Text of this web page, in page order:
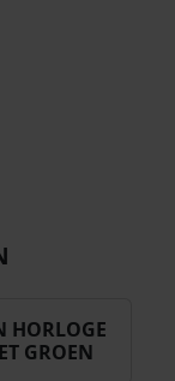
HORLOGE
GROEN